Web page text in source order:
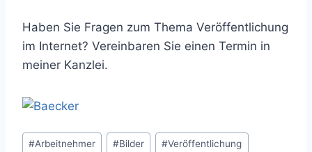
Haben Sie Fragen zum Thema Veröffentlichung
im Internet? Vereinbaren Sie einen Termin in
meiner Kanzlei.
Schlagworte:
#Arbeitnehmer #Bilder #Veröffentlichung